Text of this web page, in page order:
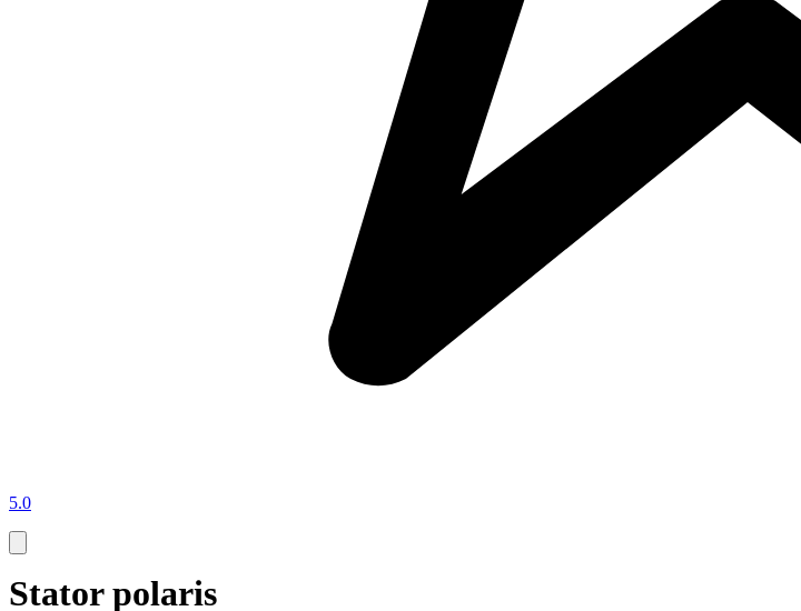
5.0
Stator polaris